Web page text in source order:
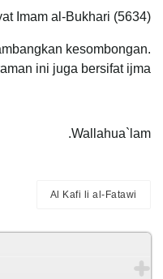
Imam al-Bukhari (5634)
kesombongan.
ini juga bersifat ijma’.
Wallahua`lam.
Al Kafi li al-Fatawi